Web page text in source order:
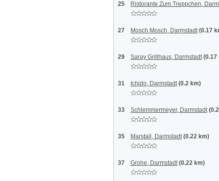
25 Ristorante Zum Treppchen,
27 Mosch Mosch, Darmstadt (0.17
29 Saray Grillhaus, Darmstadt (0.17
31 Ichido, Darmstadt (0.2 km)
33 Schlemmermeyer, Darmstadt
35 Marstall, Darmstadt (0.22 km)
37 Grohe, Darmstadt (0.22 km)